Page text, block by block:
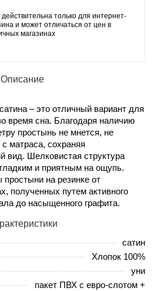
только для интернет-
и может отличаться от цен в
магазинах
Описание
– это отличный вариант для
время сна. Благодаря наличию
простынь не мнется, не
матраса, сохраняя
вид. Шелковистая структура
и приятным на ощупь.
на резинке от
полученных путем активного
до насыщенного графита.
сатин
Хлопок 100%
уни
пакет ПВХ с евро-слотом +